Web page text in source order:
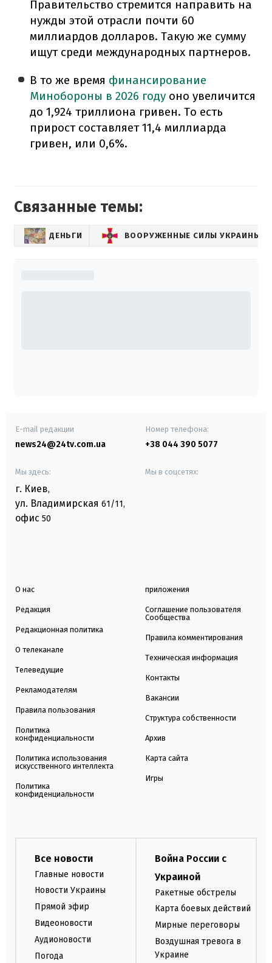
Правительство стремится направить на
нужды этой отрасли почти 60
миллиардов долларов. Такую же сумму
ищут среди международных партнеров.
В то же время финансирование
Минобороны в 2026 году оно увеличится
до 1,924 триллиона гривен. То есть
прирост составляет 11,4 миллиарда
гривен, или 0,6%.
Связанные темы:
ДЕНЬГИ ВООРУЖЕННЫЕ СИЛЫ УКРАИНЫ
E-mail редакции
news24@24tv.com.ua
Номер телефона:
+38 044 390 5077
Мы здесь:
г. Киев,
ул. Владимирская 61/11,
офис 50
Мы в соцсетях:
О нас
Редакция
Редакционная политика
О телеканале
Телеведущие
Рекламодателям
Правила пользования
Политика
конфиденциальности
Политика использования
искусственного интеллекта
Политика
конфиденциальности
приложения
Соглашение пользователя
Сообщества
Правила комментирования
Техническая информация
Контакты
Вакансии
Структура собственности
Архив
Карта сайта
Игры
Все новости
Главные новости
Новости Украины
Прямой эфир
Видеоновости
Аудионовости
Погода
Война России с
Украиной
Ракетные обстрелы
Карта боевых действий
Мирные переговоры
Воздушная тревога в
Украине